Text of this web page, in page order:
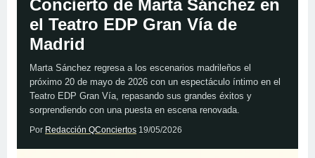
Concierto de Marta Sánchez en
el Teatro EDP Gran Vía de
Madrid
Marta Sánchez regresa a los escenarios madrileños el
próximo 20 de mayo de 2026 con un espectáculo íntimo en el
Teatro EDP Gran Vía, repasando sus grandes éxitos y
sorprendiendo con una puesta en escena renovada.
Por Redacción QConciertos 19/05/2026